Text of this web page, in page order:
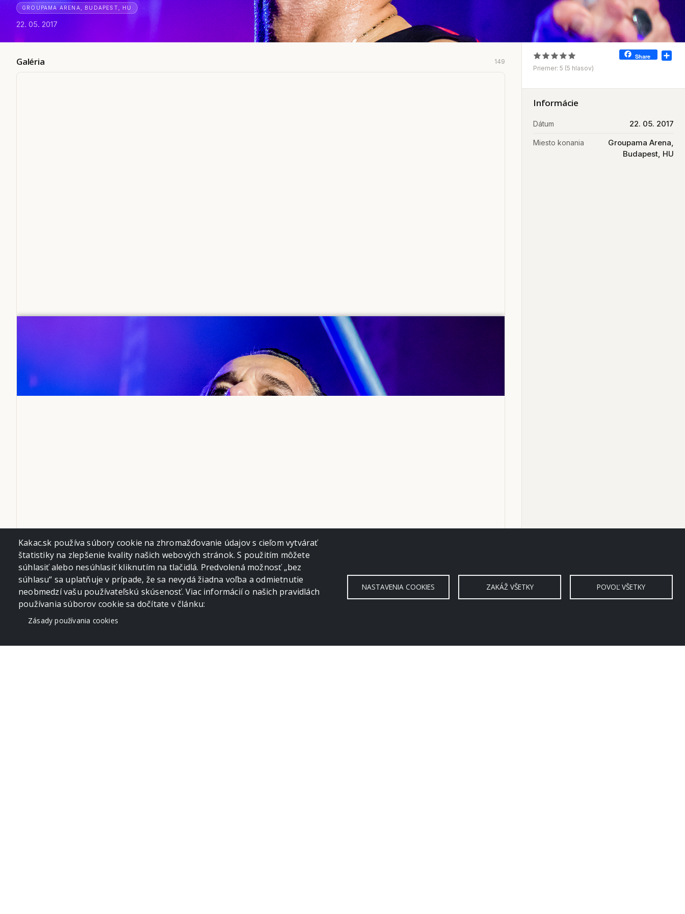
GROUPAMA ARENA, BUDAPEST, HU
22. 05. 2017
Galéria 149
Depeche Mode, Budapešť, 22. 05. 2017 photos by Roland Kilian
Priemer: 5 (5 hlasov)
Share
Informácie
Dátum 22. 05. 2017
Miesto konania
Groupama Arena,
Budapest, HU
Kakac.sk používa súbory cookie na zhromažďovanie údajov s cieľom vytvárať
štatistiky na zlepšenie kvality našich webových stránok. S použitím môžete
súhlasiť alebo nesúhlasiť kliknutím na tlačidlá. Predvolená možnosť „bez
súhlasu“ sa uplatňuje v prípade, že sa nevydá žiadna voľba a odmietnutie
neobmedzí vašu používateľskú skúsenosť. Viac informácií o našich pravidlách
používania súborov cookie sa dočítate v článku:
Zásady používania cookies
NASTAVENIA COOKIES ZAKÁŽ VŠETKY POVOĽ VŠETKY